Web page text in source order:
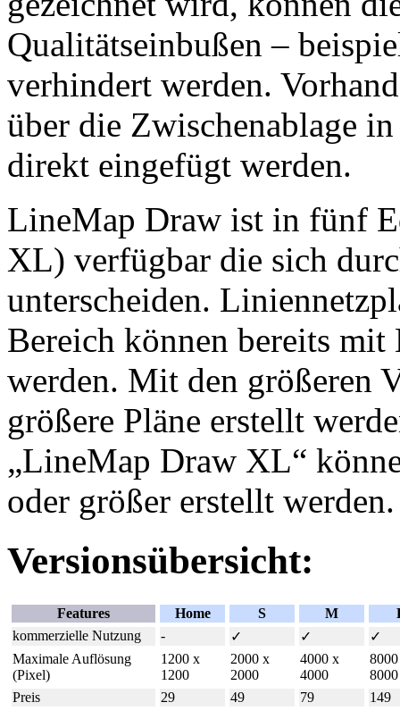
Qualitätseinbußen –
verhindert werden.
über die Zwischenablage
direkt eingefügt werden.
LineMap Draw ist in fünf
XL) verfügbar die sich
unterscheiden.
Bereich können bereits
werden. Mit den größeren
größere Pläne erstellt
„LineMap Draw XL“
oder größer erstellt werden.
Versionsübersicht:
Features Home S M
kommerzielle Nutzung
- ✓ ✓
✓
Maximale Auflösung
(Pixel)
1200 x
1200
2000 x
2000
4000 x
4000
8000
Preis
29 49 79 149